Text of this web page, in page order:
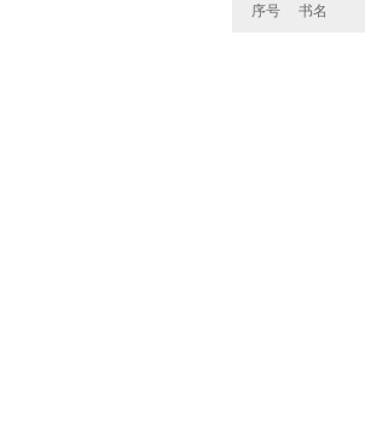
序号 书名